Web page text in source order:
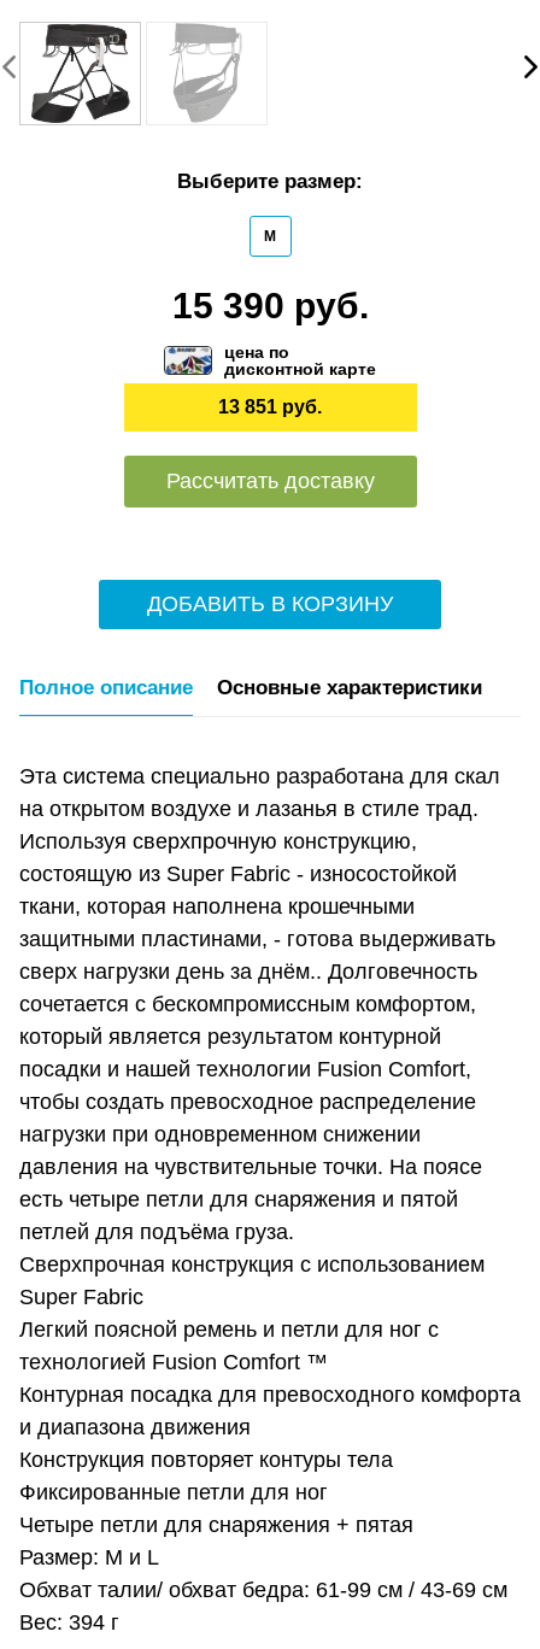
Выберите размер:
M
15 390 руб.
цена по
дисконтной карте
13 851 руб.
Рассчитать доставку
ДОБАВИТЬ В КОРЗИНУ
Полное описание Основные характеристики
Эта система специально разработана для скал
на открытом воздухе и лазанья в стиле трад.
Используя сверхпрочную конструкцию,
состоящую из Super Fabric - износостойкой
ткани, которая наполнена крошечными
защитными пластинами, - готова выдерживать
сверх нагрузки день за днём.. Долговечность
сочетается с бескомпромиссным комфортом,
который является результатом контурной
посадки и нашей технологии Fusion Comfort,
чтобы создать превосходное распределение
нагрузки при одновременном снижении
давления на чувствительные точки. На поясе
есть четыре петли для снаряжения и пятой
петлей для подъёма груза.
Сверхпрочная конструкция с использованием
Super Fabric
Легкий поясной ремень и петли для ног с
технологией Fusion Comfort ™
Контурная посадка для превосходного комфорта
и диапазона движения
Конструкция повторяет контуры тела
Фиксированные петли для ног
Четыре петли для снаряжения + пятая
Размер: М и L
Обхват талии/ обхват бедра: 61-99 см / 43-69 см
Вес: 394 г